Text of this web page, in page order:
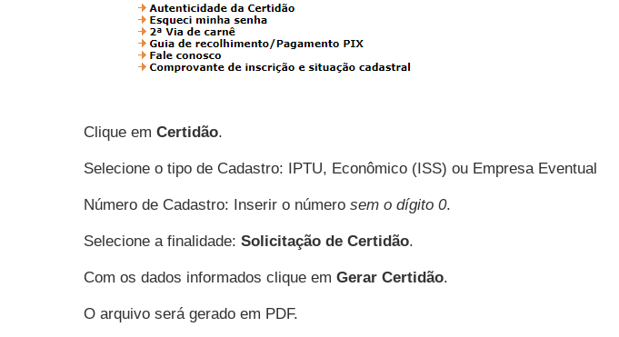
Clique em Certidão.
Selecione o tipo de Cadastro: IPTU, Econômico (ISS) ou Empresa Eventual
Número de Cadastro: Inserir o número sem o dígito 0.
Selecione a finalidade: Solicitação de Certidão.
Com os dados informados clique em Gerar Certidão.
O arquivo será gerado em PDF.